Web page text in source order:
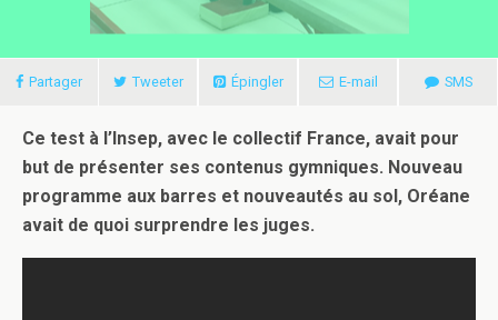
Partager Tweeter Épingler E-mail SMS
Ce test à l’Insep, avec le collectif France, avait pour
but de présenter ses contenus gymniques. Nouveau
programme aux barres et nouveautés au sol, Oréane
avait de quoi surprendre les juges.